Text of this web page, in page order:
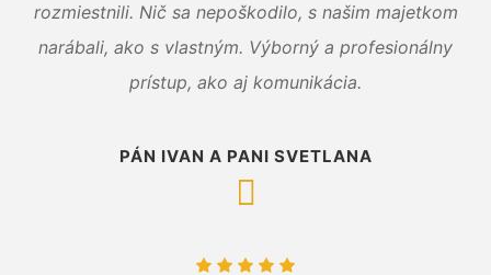
rozmiestnili. Nič sa nepoškodilo, s našim majetkom
narábali, ako s vlastným. Výborný a profesionálny
prístup, ako aj komunikácia.
PÁN IVAN A PANI SVETLANA